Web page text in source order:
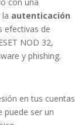
autenticación
efectivas de
NOD 32,
y phishing.
en tus cuentas
puede ser un